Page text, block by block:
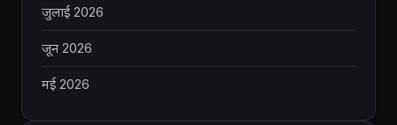
जुलाई 2026
जून 2026
मई 2026